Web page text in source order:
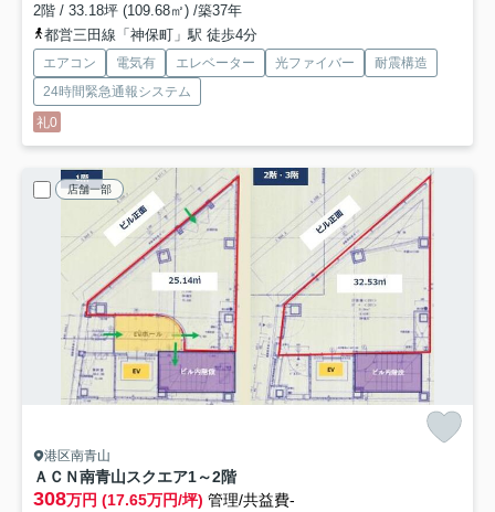
2階 / 33.18坪 (109.68㎡) /築37年
都営三田線「神保町」駅 徒歩4分
エアコン 電気有 エレベーター 光ファイバー
耐震構造
24時間緊急通報システム
礼0
店舗一部
港区南青山
ＡＣＮ南青山スクエア1～2階
308万円 (17.65万円/坪) 管理/共益費-